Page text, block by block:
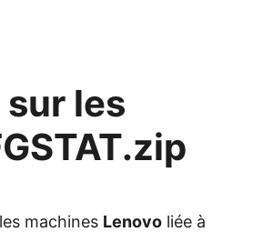
les
machines Lenovo liée à